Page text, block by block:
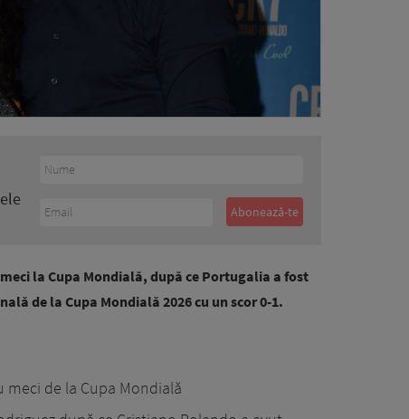
la Cupa Mondială, după ce Portugalia a fost
de la Cupa Mondială 2026 cu un scor 0-1.
de la Cupa Mondială